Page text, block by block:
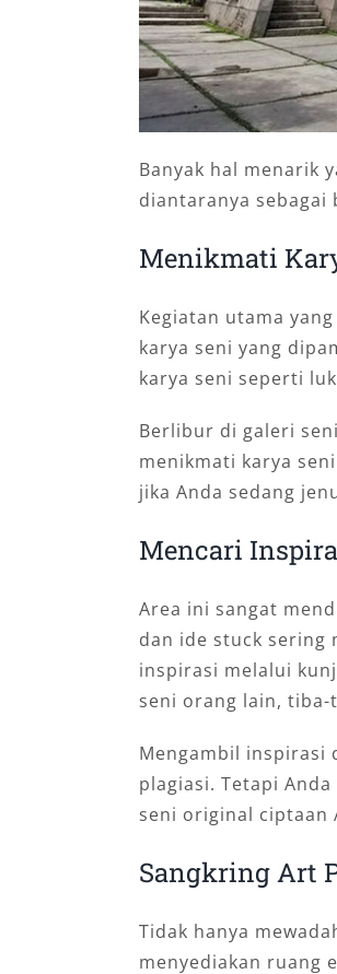
Banyak hal menarik
diantaranya sebagai
Menikmati
Kegiatan utama
karya seni yang
karya seni seperti
Berlibur di galeri
menikmati karya
jika Anda sedang
Mencari
Area ini sangat
dan ide stuck sering
inspirasi melalui
seni orang lain,
Mengambil inspirasi
plagiasi. Tetapi
seni original ciptaan
Sangkring Art
Tidak hanya
menyediakan ruang